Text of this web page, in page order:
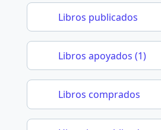
Libros publicados
Libros apoyados (1)
Libros comprados